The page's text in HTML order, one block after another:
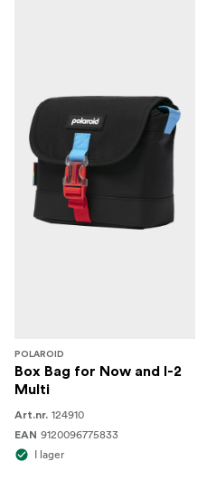
POLAROID
Box Bag for Now and I-2
Multi
Art.nr. 124910
EAN 9120096775833
I lager